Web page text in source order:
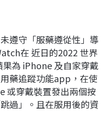
遵守「服藥遵從性」導
在 近日的2022 世界
為 iPhone 及自家穿戴
藥追蹤功能app，在使
或穿戴裝置發出兩個按
過」。且在服用後的資